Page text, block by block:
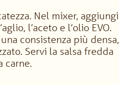
Nel mixer, aggiungi
l’aceto e l’olio EVO.
consistenza più densa,
Servi la salsa fredda
carne.